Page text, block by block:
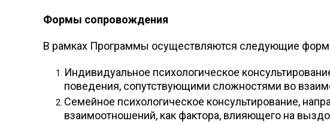
Формы сопровождения
В рамках Программы осуществляются следующие
Индивидуальное психологическое
поведения, сопутствующими сложностями во
Семейное психологическое консультирование,
взаимоотношений, как фактора, влияющего на